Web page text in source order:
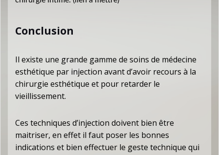
Conclusion
Il existe une grande gamme de soins de médecine
esthétique par injection avant d’avoir recours à la
chirurgie esthétique et pour retarder le
vieillissement.
Ces techniques d’injection doivent bien être
maitriser, en effet il faut poser les bonnes
indications et bien effectuer le geste technique qui